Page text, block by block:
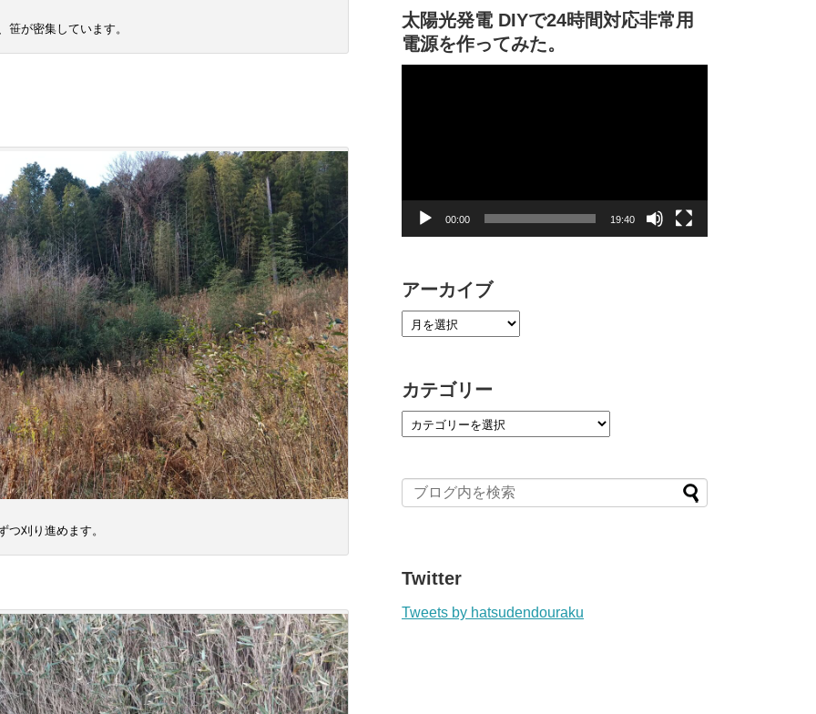
笹が密集しています。
つ刈り進めます。
太陽光発電 DIYで24時間対応非常用
電源を作ってみた。
00:00 19:40
アーカイブ
カテゴリー
Twitter
Tweets by hatsudendouraku